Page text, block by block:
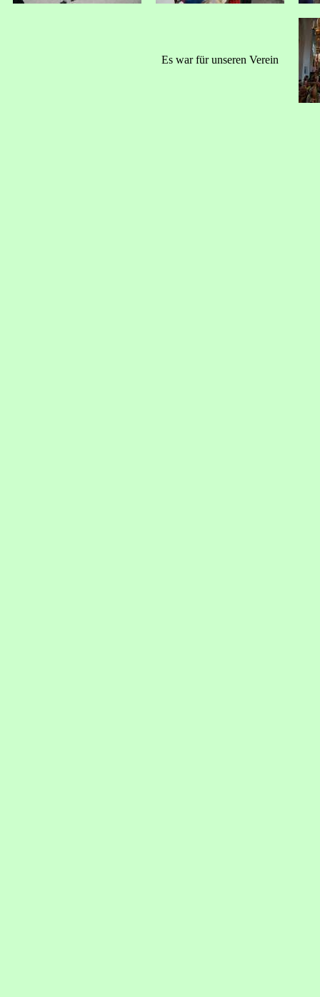
Es war für unseren Verein